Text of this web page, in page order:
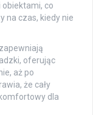
co
na czas, kiedy nie
oferując
aż po
że cały
dla